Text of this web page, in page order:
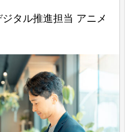
タル推進担当 アニメ